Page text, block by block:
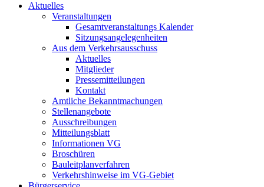
Aktuelles
Veranstaltungen
Gesamtveranstaltungs Kalender
Sitzungsangelegenheiten
Aus dem Verkehrsausschuss
Aktuelles
Mitglieder
Pressemitteilungen
Kontakt
Amtliche Bekanntmachungen
Stellenangebote
Ausschreibungen
Mitteilungsblatt
Informationen VG
Broschüren
Bauleitplanverfahren
Verkehrshinweise im VG-Gebiet